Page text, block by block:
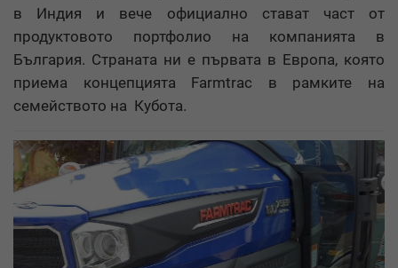
в Индия и вече официално стават част от
продуктовото портфолио на компанията в
България. Страната ни е първата в Европа, която
приема концепцията Farmtrac в рамките на
семейството на Кубота.